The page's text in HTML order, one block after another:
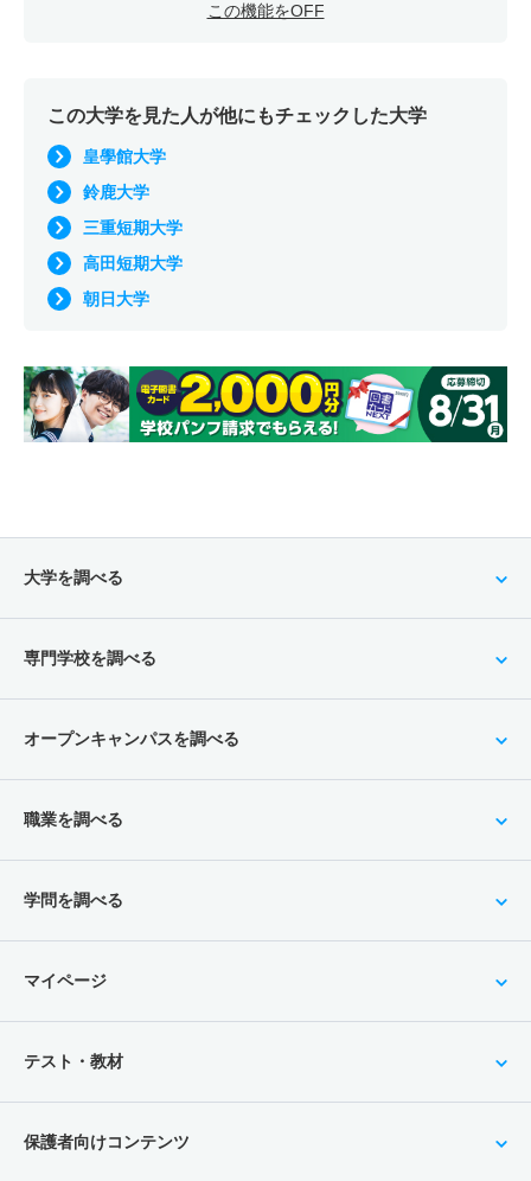
この機能をOFF
この大学を見た人が他にもチェックした大学
皇學館大学
鈴鹿大学
三重短期大学
高田短期大学
朝日大学
大学を調べる
専門学校を調べる
オープンキャンパスを調べる
職業を調べる
学問を調べる
マイページ
テスト・教材
保護者向けコンテンツ